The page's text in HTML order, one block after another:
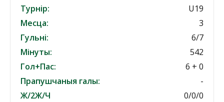
Турнір:
U19
Месца:
3
Гульні:
6/7
Мінуты:
542
Гол+Пас:
6 + 0
Прапушчаныя галы:
-
Ж/2Ж/Ч
0/0/0